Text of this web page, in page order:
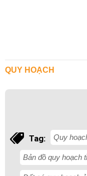
QUY HOẠCH
Tag: Quy
Bản đồ quy hoạch